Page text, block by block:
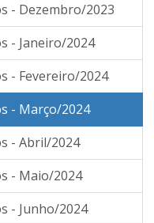
- Dezembro/2023
- Janeiro/2024
- Fevereiro/2024
- Março/2024
- Abril/2024
- Maio/2024
- Junho/2024